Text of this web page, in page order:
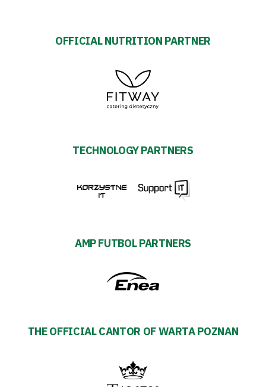
OFFICIAL NUTRITION PARTNER
TECHNOLOGY PARTNERS
AMP FUTBOL PARTNERS
THE OFFICIAL CANTOR OF WARTA POZNAN